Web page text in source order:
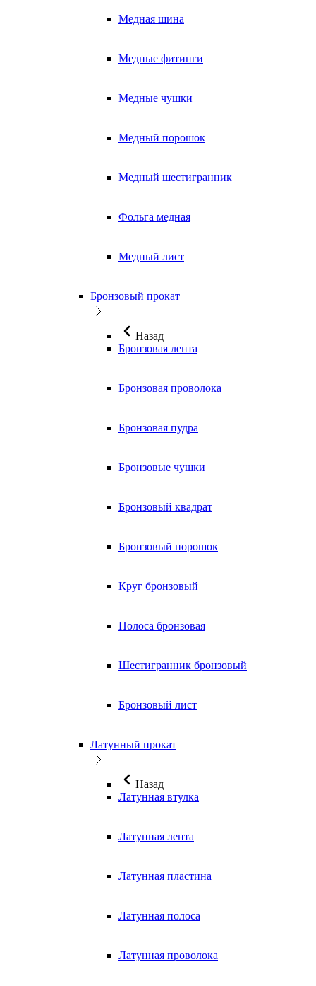
Медная шина
Медные фитинги
Медные чушки
Медный порошок
Медный шестигранник
Фольга медная
Медный лист
Бронзовый прокат
Назад
Бронзовая лента
Бронзовая проволока
Бронзовая пудра
Бронзовые чушки
Бронзовый квадрат
Бронзовый порошок
Круг бронзовый
Полоса бронзовая
Шестигранник бронзовый
Бронзовый лист
Латунный прокат
Назад
Латунная втулка
Латунная лента
Латунная пластина
Латунная полоса
Латунная проволока